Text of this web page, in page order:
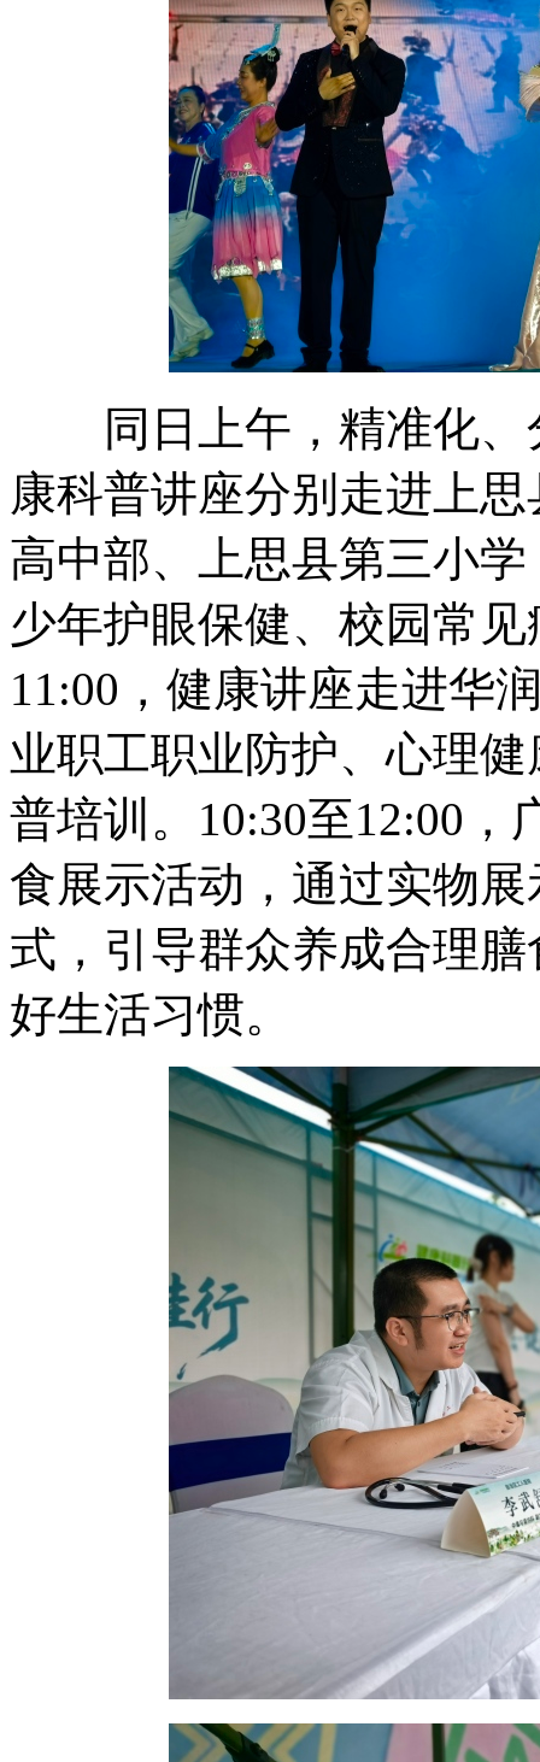
同日上午，精准化、
康科普讲座分别走进上
高中部、上思县第三小
少年护眼保健、校园常
11:00，健康讲座走进华
业职工职业防护、心理
普培训。10:30至12:00
食展示活动，通过实物
式，引导群众养成合理
好生活习惯。